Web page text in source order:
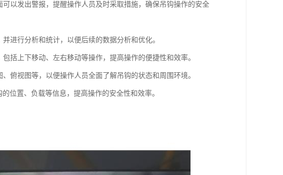
以发出警报，提醒操作人员及时采取措施，确保吊钩操作的安全
进行分析和统计，以便后续的数据分析和优化。
括上下移动、左右移动等操作，提高操作的便捷性和效率。
俯视图等，以便操作人员全面了解吊钩的状态和周围环境。
位置、负载等信息，提高操作的安全性和效率。